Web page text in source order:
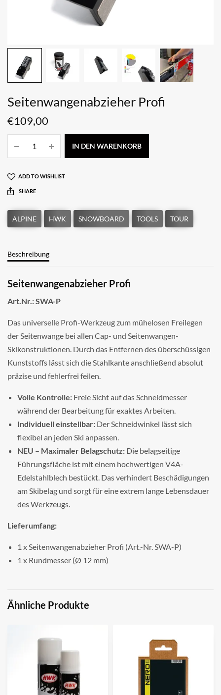
Seitenwangenabzieher Profi
€109,00
IN DEN WARENKORB
ADD TO WISHLIST
SHARE
Beschreibung
Seitenwangenabzieher Profi
Art.Nr.: SWA-P
Das universelle Profi-Werkzeug zum mühelosen Freilegen
der Seitenwange bei allen Cap- und Seitenwangen-
Skikonstruktionen. Durch das Entfernen des überschüssigen
Kunststoffs lässt sich die Stahlkante anschließend absolut
präzise und fehlerfrei feilen.
Volle Kontrolle: Freie Sicht auf das Schneidmesser
während der Bearbeitung für exaktes Arbeiten.
Individuell einstellbar: Der Schneidwinkel lässt sich
flexibel an jeden Ski anpassen.
NEU – Maximaler Belagschutz: Die belagseitige
Führungsfläche ist mit einem hochwertigen V4A-
Edelstahlblech bestückt. Das verhindert Beschädigungen
am Skibelag und sorgt für eine extrem lange Lebensdauer
des Werkzeugs.
Lieferumfang:
1 x Seitenwangenabzieher Profi (Art.-Nr. SWA-P)
1 x Rundmesser (Ø 12 mm)
Ähnliche Produkte